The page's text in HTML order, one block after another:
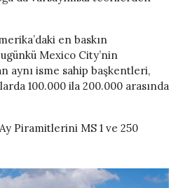
en baskın
Mexico City’nin
aynı isme sahip başkentleri,
100.000 ila 200.000 arasında
Piramitlerini MS 1 ve 250